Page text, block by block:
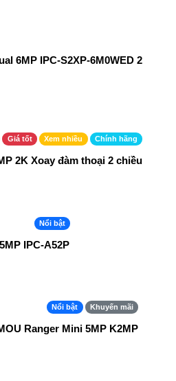
6MP IPC-S2XP-6M0WED 2
Giá tốt Xem nhiều Chính hãng
2K Xoay đàm thoại 2 chiều
Nổi bật
IPC-A52P
Nổi bật Khuyến mãi
Ranger Mini 5MP K2MP